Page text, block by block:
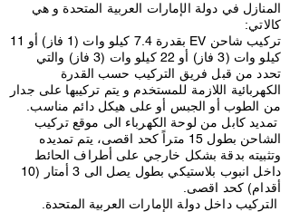
المنازل في دولة الإمارات العربية المتحدة و هي
كالاتي:
تركيب شاحن EV بقدرة 7.4 كيلو وات (1 فاز) أو 11
كيلو وات (3 فاز) أو 22 كيلو وات (3 فاز) والتي
تحدد من قبل فريق التركيب حسب القدرة
الكهربائية اللازمة للمستخدم و يتم تركيبها ﻋﻠﻰ ﺟﺪار
ﻣﻦ اﻟﻄﻮب أو اﻟﺠﺒﺲ أو ﻋﻠﻰ ﻫﻴﻜﻞ داﺋﻢ ﻣﻨﺎﺳﺐ.
تمديد كابل من لوحة الكهرباء الى موقع تركيب
الشاحن بطول 15 متراً كحد اقصى، يتم تمديده
وتثبيته بدقة بشكل خارجي على أطراف الحائط
داخل انبوب بلاستيكي بطول يصل الى 3 أمتار (10
أقدام) كحد اقصى.
التركيب داخل دولة الإمارات العربية المتحدة.